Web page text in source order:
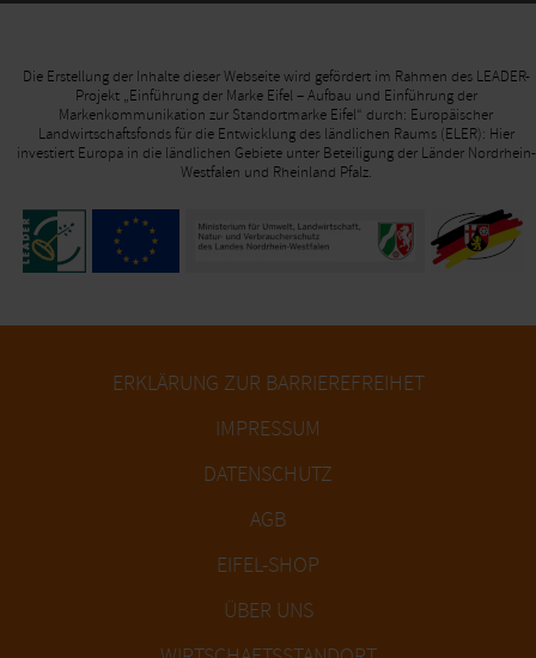
Die Erstellung der Inhalte dieser Webseite wird gefördert im Rahmen des LEADER-
Projekt „Einführung der Marke Eifel – Aufbau und Einführung der
Markenkommunikation zur Standortmarke Eifel“ durch: Europäischer
Landwirtschaftsfonds für die Entwicklung des ländlichen Raums (ELER): Hier
investiert Europa in die ländlichen Gebiete unter Beteiligung der Länder Nordrhein-
Westfalen und Rheinland Pfalz.
ERKLÄRUNG ZUR BARRIEREFREIHET
IMPRESSUM
DATENSCHUTZ
AGB
EIFEL-SHOP
ÜBER UNS